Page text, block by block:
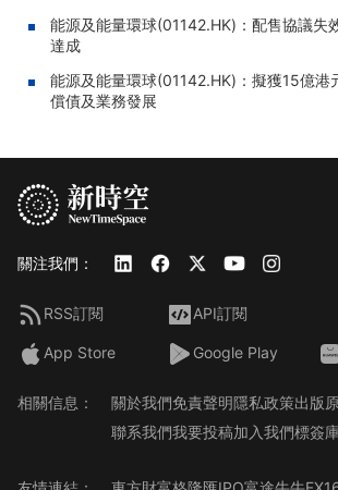
能源及能量環球(01142.HK)：配售協議失
達成
能源及能量環球(01142.HK)：擬獲15億港
償債及業務發展
關注我們：
RSS訂閱 API訂閱
App Store Google Play
相關信息： 關於我們免責聲明隱私政策出版
聯系我們我要投稿加入我們標簽